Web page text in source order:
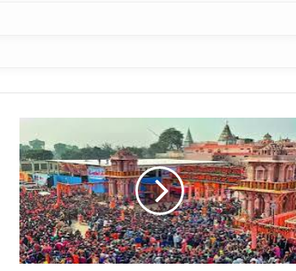
मंदिर
में
दर्शन
के
लिए
बंपर
भीड़,
दीपोत्सव